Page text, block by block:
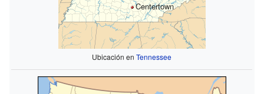
Centertown
Ubicación enTennessee